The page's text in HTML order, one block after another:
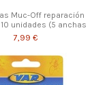
Muc-Off reparación
unidades (5 anchas
7,99 €